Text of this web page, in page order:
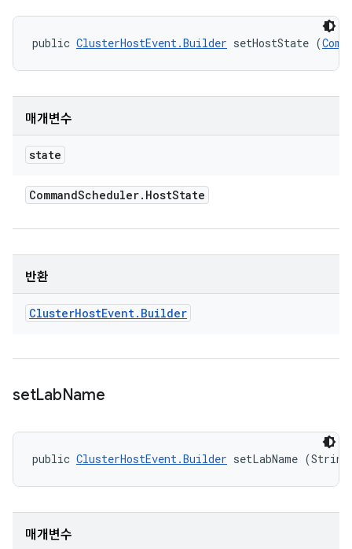
public ClusterHostEvent.Builder setHostState (
매개변수
state
CommandScheduler. HostState
반환
ClusterHostEvent. Builder
setLabName
public ClusterHostEvent.Builder setLabName (String
매개변수